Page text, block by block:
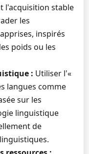
l'acquisition stable
les
inspirés
poids ou les
: Utiliser l'«
langues comme
sur les
linguistique
de